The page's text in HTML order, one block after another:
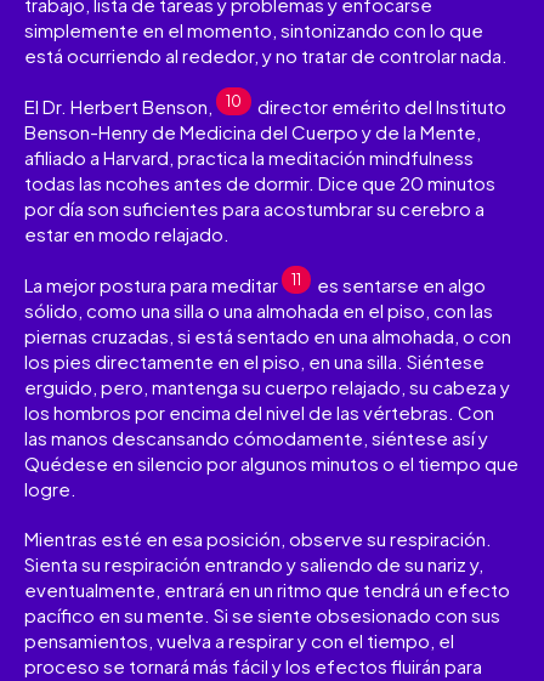
simplemente en el momento, sintonizando con lo que
está ocurriendo al rededor, y no tratar de controlar nada.
El Dr. Herbert Benson, 10
director emérito del Instituto
Benson-Henry de Medicina del Cuerpo y de la Mente,
afiliado a Harvard, practica la meditación mindfulness
todas las ncohes antes de dormir. Dice que 20 minutos
por día son suficientes para acostumbrar su cerebro a
estar en modo relajado.
La mejor postura para meditar 11
es sentarse en algo
sólido, como una silla o una almohada en el piso, con las
piernas cruzadas, si está sentado en una almohada, o con
los pies directamente en el piso, en una silla. Siéntese
erguido, pero, mantenga su cuerpo relajado, su cabeza y
los hombros por encima del nivel de las vértebras. Con
las manos descansando cómodamente, siéntese así y
Quédese en silencio por algunos minutos o el tiempo que
logre.
Mientras esté en esa posición, observe su respiración.
Sienta su respiración entrando y saliendo de su nariz y,
eventualmente, entrará en un ritmo que tendrá un efecto
pacífico en su mente. Si se siente obsesionado con sus
pensamientos, vuelva a respirar y con el tiempo, el
proceso se tornará más fácil y los efectos fluirán para